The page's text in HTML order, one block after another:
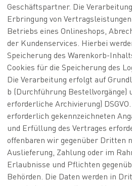
Geschäftspartner. Die
Erbringung von
Betriebs eines Onlineshops,
der Kundenservices. Hierbei
Speicherung des Warenkorb-
Cookies für die Speicherung des
Die Verarbeitung erfolgt auf
b (Durchführung Bestellvorgänge)
erforderliche Archivierung)
erforderlich gekennzeichneten
und Erfüllung des Vertrages
offenbaren wir gegenüber Dritten
Auslieferung, Zahlung oder im
Erlaubnisse und Pflichten
Behörden. Die Daten werden in